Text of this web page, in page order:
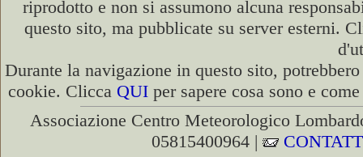
riprodotto e non si assumono alcuna
questo sito, ma pubblicate su server esterni.
Durante la navigazione in questo sito,
cookie. Clicca QUI per sapere cosa sono e
Associazione Centro Meteorologico
05815400964 |